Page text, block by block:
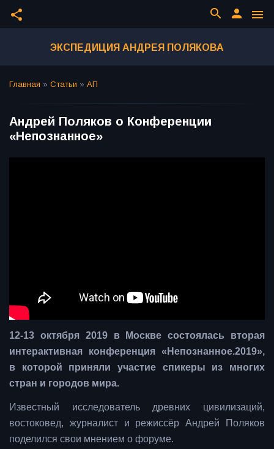
share menu
person
search
ЭКСПЕДИЦИЯ АНДРЕЯ ПОЛЯКОВА
Главная » Статьи » АП
Андрей Поляков о Конференции
«Непознанное»
12-13 октября 2019 в Москве состоялась вторая
интерактивная конференция «Непознанное.2019»,
в которой приняли участие спикеры из многих
стран и городов мира.
Известный исследователь древних цивилизаций,
востоковед, журналист и режиссёр Андрей Поляков
поделился свои мнением о форуме.